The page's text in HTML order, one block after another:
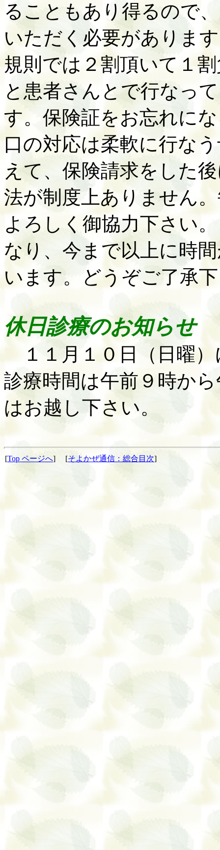
ることもあり得るので
いただく必要がありま
規則では２割頂いて１
と患者さんとで行なっ
す。保険証をお忘れに
口の対応は柔軟に行な
えて、保険請求をした
法が制度上ありません
よろしく御協力下さい
なり、今まで以上に時
います。どうぞご了承
休日診療のお知らせ
１１月１０日（日曜）
診療時間は午前９時か
はお越し下さい。
[Top ページへ] [そよかぜ通信：総合目次]